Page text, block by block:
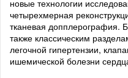
новые технологии
четырехмерная
тканевая допплерография.
также классическим
легочной гипертензии,
ишемической болезни